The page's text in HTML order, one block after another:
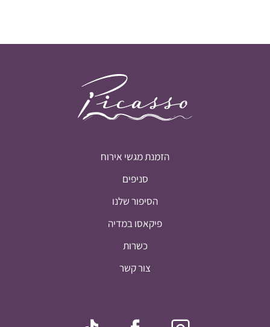
0
₪
הזמנת מגשי אירוח
סניפים
הסיפור שלנו
פיקאסו במדיה
כשרות
צור קשר